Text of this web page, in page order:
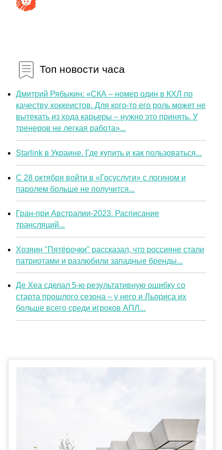
Топ новости часа
Дмитрий Рябыкин: «СКА – номер один в КХЛ по
качеству хоккеистов. Для кого-то его роль может не
вытекать из хода карьеры – нужно это принять. У
тренеров не легкая работа»...
Starlink в Украине. Где купить и как пользоваться...
С 28 октября войти в «Госуслуги» с логином и
паролем больше не получится...
Гран-при Австралии-2023. Расписание
трансляций...
Хозяин "Пятёрочки" рассказал, что россияне стали
патриотами и разлюбили западные бренды...
Де Хеа сделал 5-ю результативную ошибку со
старта прошлого сезона – у него и Льориса их
больше всего среди игроков АПЛ...